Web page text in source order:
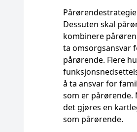
Dessuten skal
kombinere
ta omsorgsansvar
pårørende. Flere
å ta ansvar for
som er pårørende.
det gjøres en
som pårørende.